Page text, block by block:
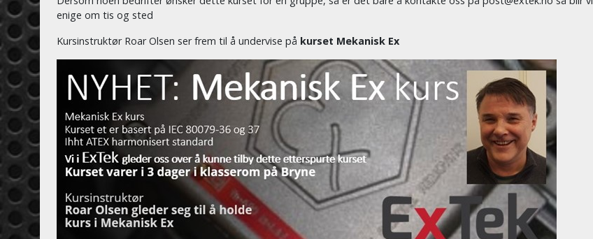
enige om tis og sted
Kursinstruktør Roar Olsen ser frem til å undervise på kurset Mekanisk Ex